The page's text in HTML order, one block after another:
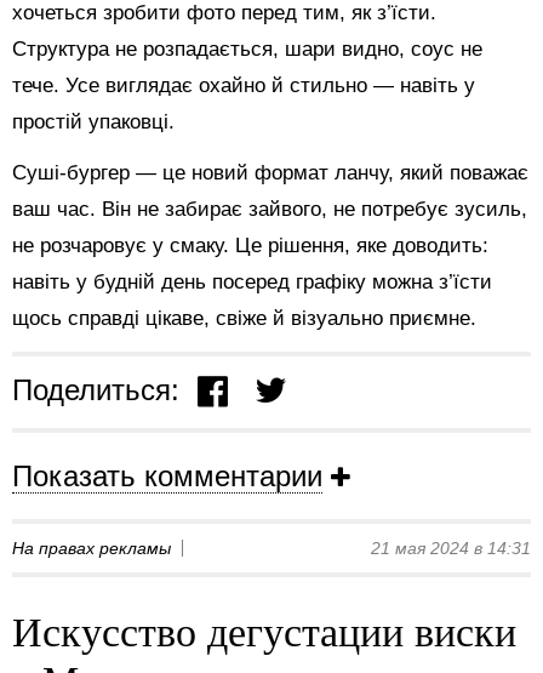
хочеться зробити фото перед тим, як з’їсти.
Структура не розпадається, шари видно, соус не
тече. Усе виглядає охайно й стильно — навіть у
простій упаковці.
Суші-бургер — це новий формат ланчу, який поважає
ваш час. Він не забирає зайвого, не потребує зусиль,
не розчаровує у смаку. Це рішення, яке доводить:
навіть у будній день посеред графіку можна з’їсти
щось справді цікаве, свіже й візуально приємне.
Поделиться:
Показать комментарии
На правах рекламы 21 мая 2024 в 14:31
Искусство дегустации виски